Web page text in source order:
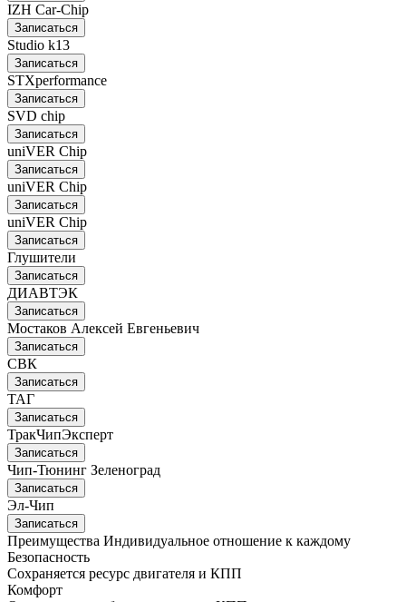
IZH Car-Chip
Записаться
Studio k13
Записаться
STXperformance
Записаться
SVD chip
Записаться
uniVER Chip
Записаться
uniVER Chip
Записаться
uniVER Chip
Записаться
Глушители
Записаться
ДИАВТЭК
Записаться
Мостаков Алексей Евгеньевич
Записаться
СВК
Записаться
ТАГ
Записаться
ТракЧипЭксперт
Записаться
Чип-Тюнинг Зеленоград
Записаться
Эл-Чип
Записаться
Преимущества Индивидуальное отношение к каждому
Безопасность
Сохраняется ресурс двигателя и КПП
Комфорт